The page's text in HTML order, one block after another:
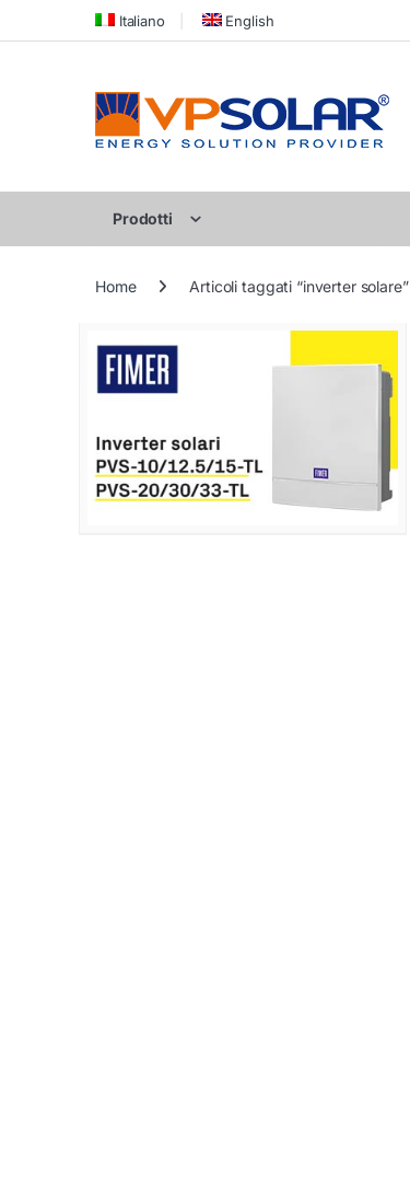
Skip to navigation
Skip to content Italiano English
Prodotti
Home Articoli taggati “inverter solare”